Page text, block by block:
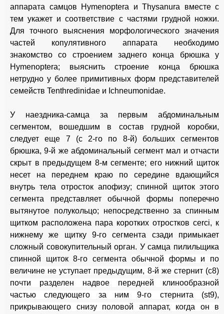
аппарата самцов Hymenoptera и Thysanura вместе с
тем укажет и соответствие с частями грудной ножки.
Для точного выяснения морфологического значения
частей копулятивного аппарата необходимо
знакомство со строением заднего конца брюшка у
Hymenoptera; выяснить строение конца брюшка
нетрудно у более примитивных форм представителей
семейств Tenthredinidae и Ichneumonidae.
У наездника-самца за первым абдоминальным
сегментом, вошедшим в состав грудной коробки,
следует еще 7 (с 2-го по 8-й) больших сегментов
брюшка, 9-й же абдоминальный сегмент мал и отчасти
скрыт в предыдущем 8-м сегменте; его нижний щиток
несет на переднем краю по середине вдающийся
внутрь тела отросток апофизу; спинной щиток этого
сегмента представляет обычной формы поперечно
вытянутое полукольцо; непосредственно за спинным
щитком расположена пара коротких отростков cerci, к
нижнему же щитку 9-го сегмента сзади примыкает
сложный совокупительный орган. У самца пилильщика
спинной щиток 8-го сегмента обычной формы и по
величине не уступает предыдущим, 8-й же стернит (с8)
почти разделен надвое передней клинообразной
частью следующего за ним 9-го стернита (st9),
прикрывающего снизу половой аппарат, когда он в